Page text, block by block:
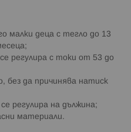
малки деца с тегло до 13
регулира с токи от 53 до
да причинява натиск
регулира на дължина;
материали.